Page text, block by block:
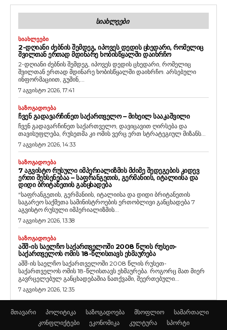
ᲡᲘᲐᲮᲚᲔᲔᲑᲘ
ᲡᲘᲐᲮᲚᲔᲔᲑᲘ
2-ᲓᲦᲘᲐᲜᲘ ᲫᲔᲑᲜᲘᲡ ᲨᲔᲛᲓᲔᲒ, ᲘᲞᲝᲕᲔᲡ ᲓᲔᲓᲘᲡ ᲪᲮᲔᲓᲐᲠᲘ, ᲠᲝᲛᲔᲚᲘᲪ
ᲨᲕᲘᲚᲗᲐᲜ ᲔᲠᲗᲐᲓ ᲛᲓᲘᲜᲐᲠᲔ ᲮᲝᲑᲘᲡᲬᲧᲐᲚᲨᲘ ᲓᲐᲘᲮᲠᲩᲝ
2-დღიანი ძებნის შემდეგ, იპოვეს დედის ცხედარი, რომელიც
შვილთან ერთად მდინარე ხობისწყალში დაიხრჩო. არსებული
ინფორმაციით, გუშინ,...
7 აგვისტო 2026, 17:41
ᲡᲐᲖᲝᲒᲐᲓᲝᲔᲑᲐ
ᲩᲕᲔᲜ ᲒᲐᲓᲐᲕᲐᲠᲩᲘᲜᲔᲗ ᲡᲐᲥᲐᲠᲗᲕᲔᲚᲝ – ᲛᲘᲮᲔᲘᲚ ᲡᲐᲐᲙᲐᲨᲕᲘᲚᲘ
ჩვენ გადავარჩინეთ საქართველო, დავიცავით ღირსება და
თავისუფლება, რუსეთმა კი ომის ვერც ერთ სტრატეგიულ მიზანს...
7 აგვისტო 2026, 14:33
ᲡᲐᲖᲝᲒᲐᲓᲝᲔᲑᲐ
7 ᲐᲒᲕᲘᲡᲢᲝ ᲠᲣᲡᲣᲚᲘ ᲘᲛᲞᲔᲠᲘᲐᲚᲘᲖᲛᲘᲡ ᲛᲫᲘᲛᲔ ᲨᲔᲓᲔᲒᲔᲑᲘᲡ ᲙᲘᲓᲔᲕ
ᲔᲠᲗᲘ ᲨᲔᲮᲡᲔᲜᲔᲑᲐᲐ – ᲡᲐᲤᲠᲐᲜᲒᲔᲗᲘᲡ, ᲒᲔᲠᲛᲐᲜᲘᲘᲡ, ᲘᲢᲐᲚᲘᲘᲡᲐ ᲓᲐ
ᲓᲘᲓᲘ ᲑᲠᲘᲢᲐᲜᲔᲗᲘᲡ ᲒᲐᲜᲪᲮᲐᲓᲔᲑᲐ
“საფრანგეთის, გერმანიის, იტალიისა და დიდი ბრიტანეთის
საგარეო საქმეთა სამინისტროების ერთობლივი განცხადება 7
აგვისტო რუსული იმპერიალიზმის...
7 აგვისტო 2026, 13:38
ᲡᲐᲖᲝᲒᲐᲓᲝᲔᲑᲐ
ᲐᲨᲨ-ᲘᲡ ᲡᲐᲔᲚᲩᲝ ᲡᲐᲥᲐᲠᲗᲕᲔᲚᲝᲨᲘ 2008 ᲬᲚᲘᲡ ᲠᲣᲡᲔᲗ-
ᲡᲐᲥᲐᲠᲗᲕᲔᲚᲝᲡ ᲝᲛᲘᲡ 18-ᲬᲚᲘᲡᲗᲐᲕᲡ ᲔᲮᲛᲐᲣᲠᲔᲑᲐ
აშშ-ის საელჩო საქართველოში 2008 წლის რუსეთ-
საქართველოს ომის 18-წლისთავს ეხმაურება. როგორც მათ მიერ
გავრცელებულ განცხადებაშია ნათქვამი, შეერთებული...
7 აგვისტო 2026, 12:35
მთავარი პოლიტიკა საზოგადოება მსოფლიო
სამართალი
კონფლიქტები
ეკონომიკა კულტურა სპორტი